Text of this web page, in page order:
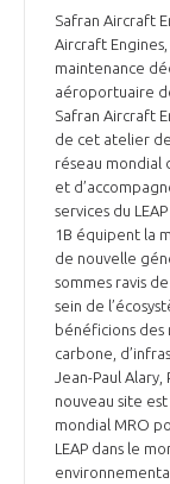
INNOVATION
Safran Aircraft
Aircraft
maintenance
aéroportuaire
Safran Aircraft
de cet atelier
réseau mondial
et
services du
1B équipent la
de nouvelle
sommes ravis
sein de
bénéficions des
carbone,
Jean-Paul
nouveau site
mondial MRO
LEAP dans le